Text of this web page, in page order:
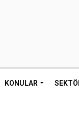
KONULAR